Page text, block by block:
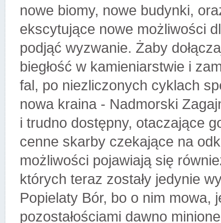
nowe biomy, nowe budynki,
ekscytujące nowe możliwości
podjąć wyzwanie. Żaby
biegłość w kamieniarstwie i
fal, po niezliczonych cyklach
nowa kraina - Nadmorski
i trudno dostępny, otaczające
cenne skarby czekające na
możliwości pojawiają się
których teraz zostały jedynie
Popielaty Bór, bo o nim mowa,
pozostałościami dawno